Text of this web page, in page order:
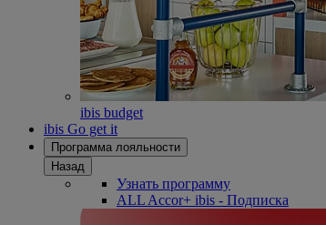
ibis budget
ibis Go get it
Программа лояльности
Назад
Узнать программу
ALL Accor+ ibis - Подписка